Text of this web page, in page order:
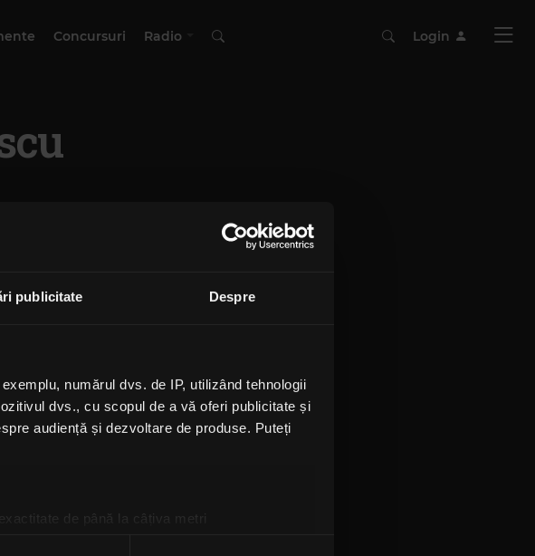
publicitate Despre
numărul dvs. de IP, utilizând tehnologii
dvs., cu scopul de a vă oferi publicitate și
audiență și dezvoltare de produse. Puteți
de până la câțiva metri
Concursuri Radio Login